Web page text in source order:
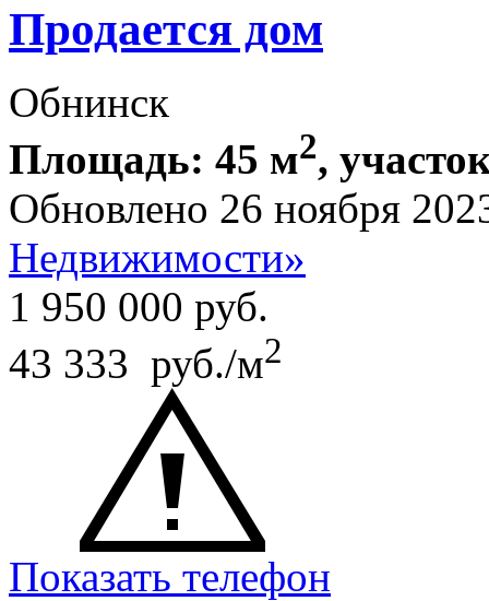
Продается дом
Обнинск
Площадь: 45 м2,
Обновлено 26 ноября
Недвижимости»
1 950 000 руб.
43 333 руб./м2
Показать телефон